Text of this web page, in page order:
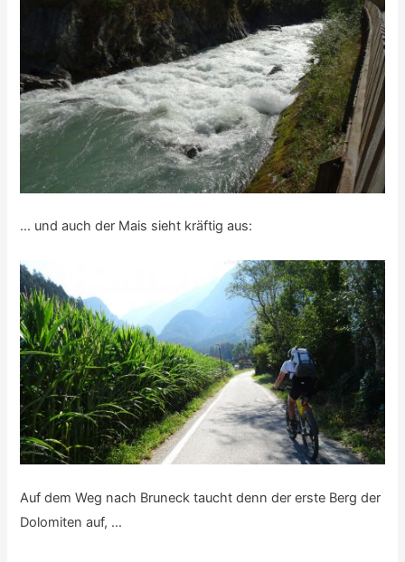
… und auch der Mais sieht kräftig aus:
Auf dem Weg nach Bruneck taucht denn der erste Berg der
Dolomiten auf, …